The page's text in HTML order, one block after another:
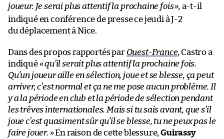
joueur. Je serai plus attentif la prochaine fois», a-t-il
indiqué en conférence de presse ce jeudi à J-2
du déplacement à Nice.
Dans des propos rapportés par Ouest-France, Castro a
indiqué« qu’il serait plus attentif la prochaine fois.
Qu’un joueur aille en sélection, joue et se blesse, ça peut
arriver, c’est normal et ça ne me pose aucun problème. Il
y a la période en club et la période de sélection pendant
les trêves internationales. Mais si tu sais avant, que s’il
joue c’est quasiment sûr qu’il se blesse, tu ne peux pas le
faire jouer. »En raison de cette blessure,Guirassy